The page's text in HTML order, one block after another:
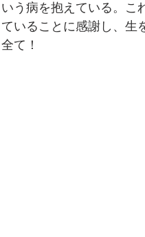
う病を抱えている。こ
いることに感謝し、生
て！